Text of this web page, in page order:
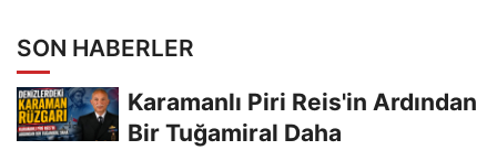
SON HABERLER
Karamanlı Piri Reis'in Ardından
Bir Tuğamiral Daha